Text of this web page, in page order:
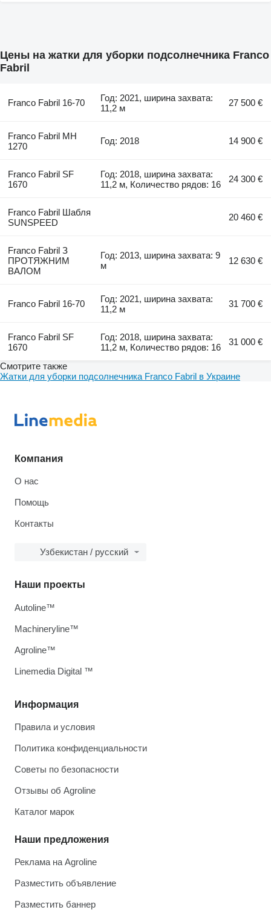
Цены на жатки для уборки подсолнечника Franco
Fabril
Franco Fabril 16-70
Год: 2021, ширина захвата:
11,2 м
27 500 €
Franco Fabril MH
1270
Год: 2018 14 900 €
Franco Fabril SF
1670
Год: 2018, ширина захвата:
11,2 м, Количество рядов: 16
24 300 €
Franco Fabril Шабля
SUNSPEED
20 460 €
Franco Fabril З
ПРОТЯЖНИМ
ВАЛОМ
Год: 2013, ширина захвата: 9
м
12 630 €
Franco Fabril 16-70
Год: 2021, ширина захвата:
11,2 м
31 700 €
Franco Fabril SF
1670
Год: 2018, ширина захвата:
11,2 м, Количество рядов: 16
31 000 €
Смотрите также
Жатки для уборки подсолнечника Franco Fabril в Украине
Компания
О нас
Помощь
Контакты
Узбекистан / русский
Информация
Правила и условия
Политика конфиденциальности
Советы по безопасности
Отзывы об Agroline
Каталог марок
Наши предложения
Реклама на Agroline
Разместить объявление
Разместить баннер
Наши проекты
Autoline™
Machineryline™
Agroline™
Linemedia Digital ™